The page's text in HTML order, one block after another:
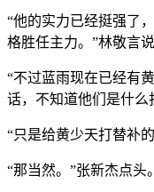
“他的实力已经挺强了
格胜任主力。”林敬言
“不过蓝雨现在已经有
话，不知道他们是什么
“只是给黄少天打替补
“那当然。”张新杰点头。